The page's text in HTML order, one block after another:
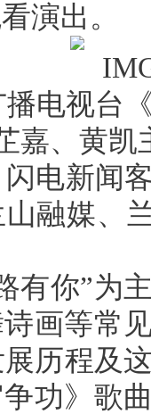
演出。
电视台
嘉、黄凯
电新闻
融媒、
有你”为
画等常
历程及
功》歌